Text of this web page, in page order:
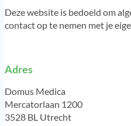
Deze website is bedoeld om
contact op te nemen met je
Adres
Domus Medica
Mercatorlaan 1200
3528 BL Utrecht